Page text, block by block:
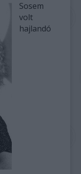
Sosem
volt
hajlandó